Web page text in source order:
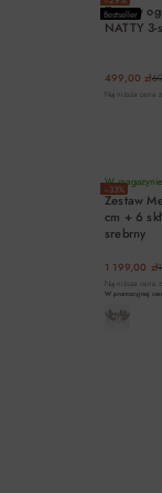
Bestseller
Zestaw
NATTY
499,00 zł
Najniższa cena
−33%
W
Zestaw
cm + 6
srebrny
1 199,00 zł
Najniższa cena
W promocyjnej